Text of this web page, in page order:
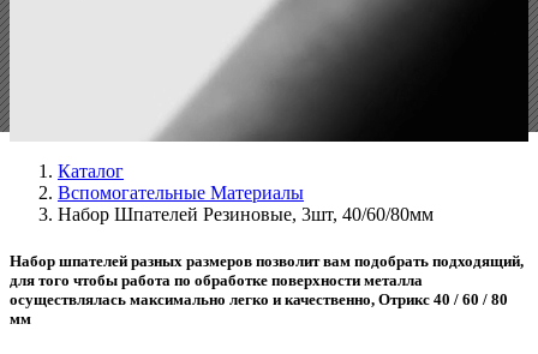
Каталог
Вспомогательные Материалы
Набор Шпателей Резиновые, 3шт, 40/60/80мм
Набор шпателей разных размеров позволит вам подобрать подходящий,
для того чтобы работа по обработке поверхности металла
осуществлялась максимально легко и качественно, Отрикс 40 / 60 / 80
мм